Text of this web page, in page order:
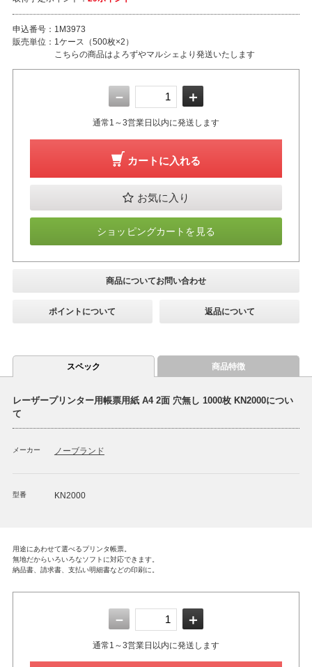
申込番号： 1M3973
販売単位： 1ケース（500枚×2）
こちらの商品はよろずやマルシェより発送いたします
－ ＋
通常1～3営業日以内に発送します
カートに入れる
お気に入り
ショッピングカートを見る
商品についてお問い合わせ
ポイントについて 返品について
スペック 商品特徴
レーザープリンター用帳票用紙 A4 2面 穴無し 1000枚 KN2000につい
て
メーカー ノーブランド
型番 KN2000
用途にあわせて選べるプリンタ帳票。
無地だからいろいろなソフトに対応できます。
納品書、請求書、支払い明細書などの印刷に。
－ ＋
通常1～3営業日以内に発送します